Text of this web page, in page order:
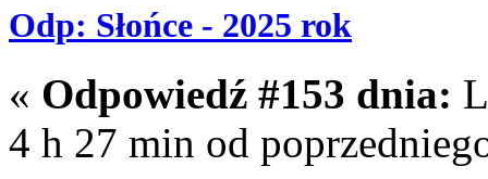
Odp: Słońce - 2025 rok
« Odpowiedź #153 dnia:
4 h 27 min od